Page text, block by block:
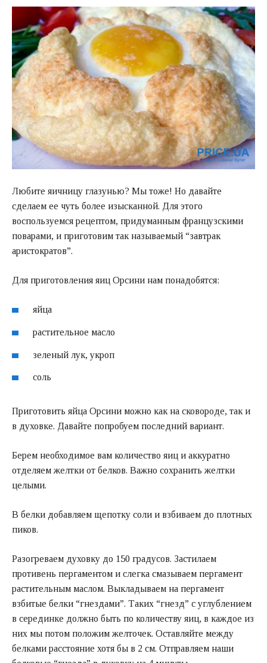
Любите яичницу глазунью? Мы тоже! Но давайте
сделаем ее чуть более изысканной. Для этого
воспользуемся рецептом, придуманным французскими
поварами, и приготовим так называемый “завтрак
аристократов”.
Для приготовления яиц Орсини нам понадобятся:
яйца
растительное масло
зеленый лук, укроп
соль
Приготовить яйца Орсини можно как на сковороде, так и
в духовке. Давайте попробуем последний вариант.
Берем необходимое вам количество яиц и аккуратно
отделяем желтки от белков. Важно сохранить желтки
целыми.
В белки добавляем щепотку соли и взбиваем до плотных
пиков.
Разогреваем духовку до 150 градусов. Застилаем
противень пергаментом и слегка смазываем пергамент
растительным маслом. Выкладываем на пергамент
взбитые белки “гнездами”. Таких “гнезд” с углублением
в серединке должно быть по количеству яиц, в каждое из
них мы потом положим желточек. Оставляйте между
белками расстояние хотя бы в 2 см. Отправляем наши